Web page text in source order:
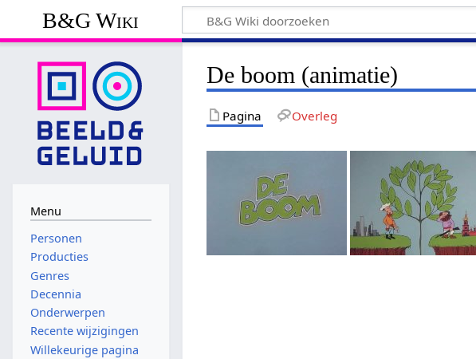
B&G Wiki
De boom (animatie)
Pagina Overleg
Menu
Personen
Producties
Genres
Decennia
Onderwerpen
Recente wijzigingen
Willekeurige pagina